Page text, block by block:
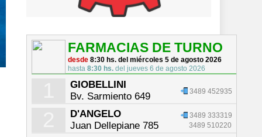
FARMACIAS DE TURNO
desde 8:30 hs. del miércoles 5 de agosto 2026
hasta 8:30 hs.del jueves 6 de agosto 2026
GIOBELLINI
Bv. Sarmiento 649
3489 452935
D'ANGELO
Juan Dellepiane 785
3489 333319
3489 510220